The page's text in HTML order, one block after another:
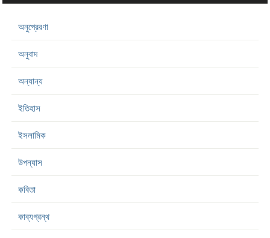
অনুপ্রেরণা
অনুবাদ
অন্যান্য
ইতিহাস
ইসলামিক
উপন্যাস
কবিতা
কাব্যগ্রন্থ